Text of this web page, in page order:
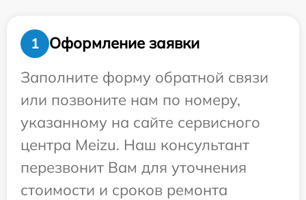
1
Оформление заявки
Заполните форму обратной связи
или позвоните нам по номеру,
указанному на сайте сервисного
центра Meizu. Наш консультант
перезвонит Вам для уточнения
стоимости и сроков ремонта